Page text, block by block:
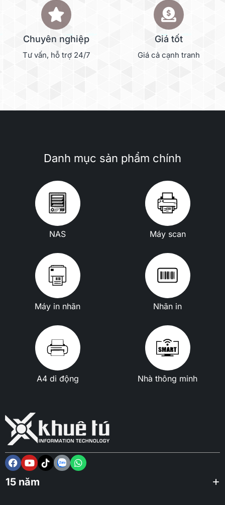
Chuyên nghiệp
Tư vấn, hỗ trợ 24/7
Giá tốt
Giá cả cạnh tranh
Danh mục sản phẩm chính
NAS Máy scan
Máy in nhãn Nhãn in
A4 di động Nhà thông minh
15 năm